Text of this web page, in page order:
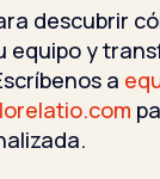
descubrir
equipo y
a